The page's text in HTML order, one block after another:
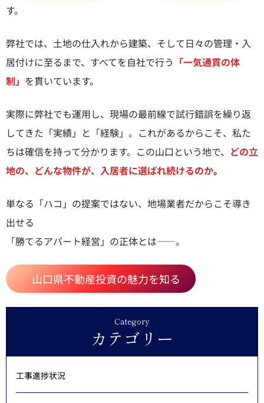
す。
弊社では、土地の仕入れから建築、そして日々の管理・入
居付けに至るまで、すべてを自社で行う 「一気通貫の体
制」 を貫いています。
実際に弊社でも運用し、現場の最前線で試行錯誤を繰り返
してきた「実績」と「経験」。これがあるからこそ、私た
ちは確信を持って分かります。この山口という地で、 どの立
地の、どんな物件が、入居者に選ばれ続けるのか。
単なる「ハコ」の提案ではない、地場業者だからこそ導き
出せる
「勝てるアパート経営」の正体とは——。
山口県不動産投資の魅力を知る
Category
カテゴリー
工事進捗状況